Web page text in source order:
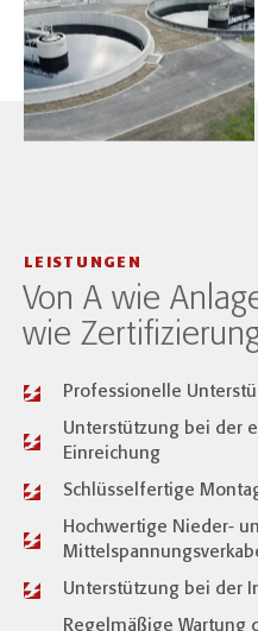
LEISTUNGEN
Von A wie
wie
Professionelle
Unterstützung bei der
Einreichung
Schlüsselfertige
Hochwertige Nieder-
Unterstützung bei der
Regelmäßige Wartung